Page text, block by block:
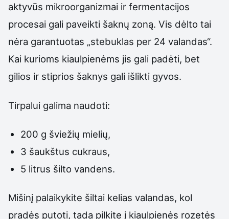
aktyvūs mikroorganizmai ir fermentacijos
procesai gali paveikti šaknų zoną. Vis dėlto tai
nėra garantuotas „stebuklas per 24 valandas“.
Kai kurioms kiaulpienėms jis gali padėti, bet
gilios ir stiprios šaknys gali išlikti gyvos.
Tirpalui galima naudoti:
200 g šviežių mielių,
3 šaukštus cukraus,
5 litrus šilto vandens.
Mišinį palaikykite šiltai kelias valandas, kol
pradės putoti, tada pilkite į kiaulpienės rozetės